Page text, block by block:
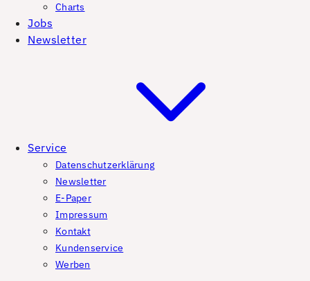
Charts
Jobs
Newsletter
Service
Datenschutzerklärung
Newsletter
E-Paper
Impressum
Kontakt
Kundenservice
Werben